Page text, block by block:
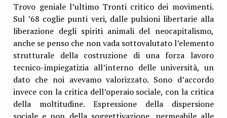
Trovo geniale l’ultimo Tronti critico dei movimenti.
Sul ’68 coglie punti veri, dalle pulsioni libertarie alla
liberazione degli spiriti animali del neocapitalismo,
anche se penso che non vada sottovalutato l’elemento
strutturale della costruzione di una forza lavoro
tecnico-impiegatizia all’interno delle università, un
dato che noi avevamo valorizzato. Sono d’accordo
invece con la critica dell’operaio sociale, con la critica
della moltitudine. Espressione della dispersione